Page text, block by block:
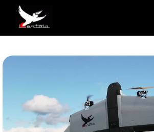
Saltar
contenido